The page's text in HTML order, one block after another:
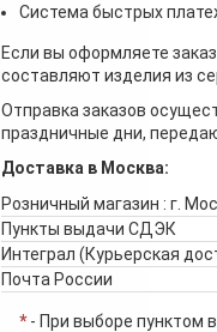
Система быстрых
Если вы оформляете
составляют изделия из
Отправка заказов
праздничные дни,
Доставка в Москва:
Розничный магазин : г.
Пункты выдачи СДЭК
Интеграл (Курьерская
Почта России
*- При выборе пунктом